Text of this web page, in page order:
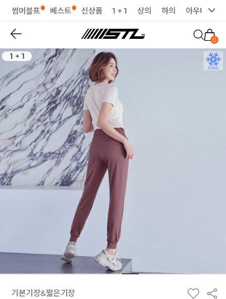
썸머블프 베스트 신상품 1 + 1 상의 하의 아우터
0
기본기장&짧은기장